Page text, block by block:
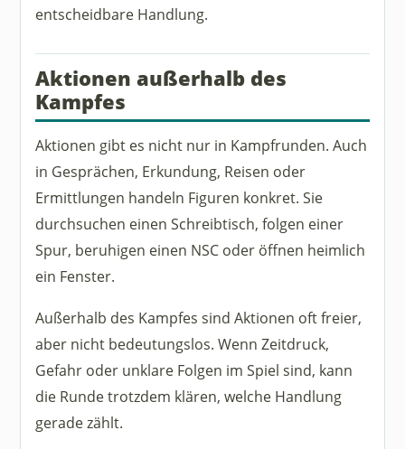
entscheidbare Handlung.
Aktionen außerhalb des
Kampfes
Aktionen gibt es nicht nur in Kampfrunden. Auch
in Gesprächen, Erkundung, Reisen oder
Ermittlungen handeln Figuren konkret. Sie
durchsuchen einen Schreibtisch, folgen einer
Spur, beruhigen einen NSC oder öffnen heimlich
ein Fenster.
Außerhalb des Kampfes sind Aktionen oft freier,
aber nicht bedeutungslos. Wenn Zeitdruck,
Gefahr oder unklare Folgen im Spiel sind, kann
die Runde trotzdem klären, welche Handlung
gerade zählt.